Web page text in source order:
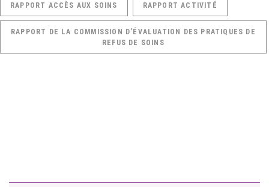
RAPPORT ACCÈS AUX SOINS RAPPORT ACTIVITÉ
RAPPORT DE LA COMMISSION D’ÉVALUATION DES PRATIQUES DE
REFUS DE SOINS